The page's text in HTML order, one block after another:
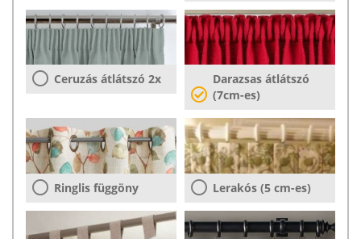
Ceruzás átlátszó 2x
Darazsas átlátszó
(7cm-es)
Ringlis függöny Lerakós (5 cm-es)